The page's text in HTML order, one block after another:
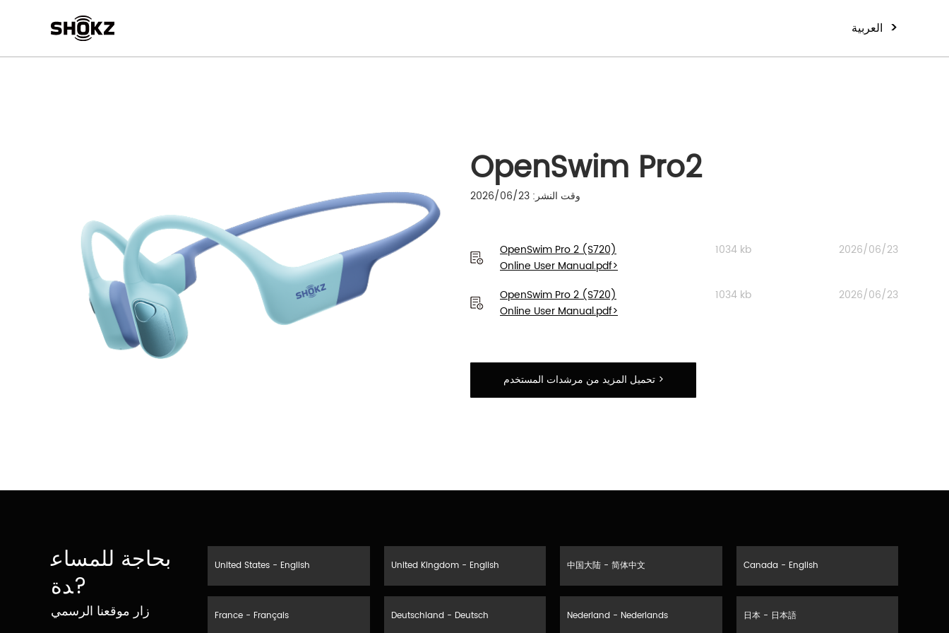
العربية >
OpenSwim Pro2
وقت النشر: 2026/06/23
OpenSwim Pro 2 (S720)
Online User Manual.pdf>
1034 kb 2026/06/23
OpenSwim Pro 2 (S720)
Online User Manual.pdf>
1034 kb 2026/06/23
تحميل المزيد من مرشدات المستخدم >
بحاجة للمساع
دة?
زار موقعنا الرسمي
United States - English United Kingdom - English 中国大陆 - 简体中文 Canada - English
France - Français Deutschland - Deutsch Nederland - Nederlands 日本 - 日本語